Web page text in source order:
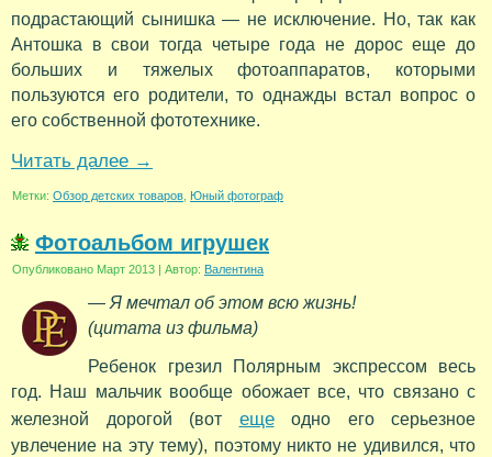
подрастающий сынишка — не исключение. Но, так как
Антошка в свои тогда четыре года не дорос еще до
больших и тяжелых фотоаппаратов, которыми
пользуются его родители, то однажды встал вопрос о
его собственной фототехнике.
Читать далее →
Метки: Обзор детских товаров Юный фотограф
Фотоальбом игрушек
Опубликовано Март 2013 | Автор: Валентина
— Я мечтал об этом всю жизнь!
(цитата из фильма)
Ребенок грезил Полярным экспрессом весь
год. Наш мальчик вообще обожает все, что связано с
железной дорогой (вот ещеодно его серьезное
увлечение на эту тему), поэтому никто не удивился, что